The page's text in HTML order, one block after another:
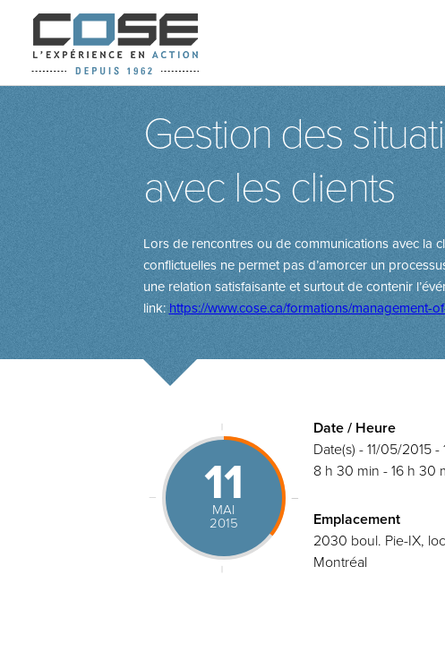
Gestion des
avec les clients
Lors de rencontres ou de communications avec la
conflictuelles ne permet pas d’amorcer un
une relation satisfaisante et surtout de contenir
link: https://www.cose.ca/formations/management-
11
MAI
2015
Date / Heure
Date(s) - 11/05/2015
8 h 30 min - 16 h 30
Emplacement
2030 boul. Pie-IX,
Montréal